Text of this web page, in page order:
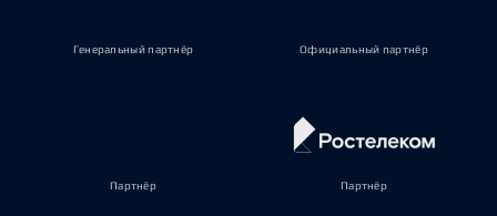
Генеральный партнёр Официальный партнёр
Партнёр Партнёр